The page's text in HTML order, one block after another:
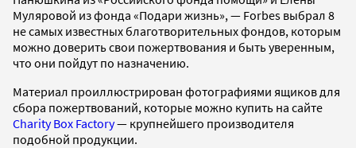
Муляровой из фонда «Подари жизнь», — Forbes выбрал 8
не самых известных благотворительных фондов, которым
можно доверить свои пожертвования и быть уверенным,
что они пойдут по назначению.
Материал проиллюстрирован фотографиями ящиков для
сбора пожертвований, которые можно купить на сайте
Charity Box Factory— крупнейшего производителя
подобной продукции.